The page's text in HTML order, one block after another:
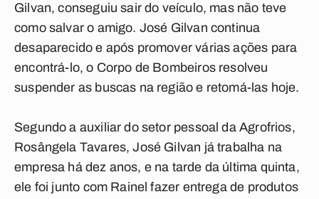
Gilvan, conseguiu sair do veículo, mas não teve
como salvar o amigo. José Gilvan continua
desaparecido e após promover várias ações para
encontrá-lo, o Corpo de Bombeiros resolveu
suspender as buscas na região e retomá-las hoje.
Segundo a auxiliar do setor pessoal da Agrofrios,
Rosângela Tavares, José Gilvan já trabalha na
empresa há dez anos, e na tarde da última quinta,
ele foi junto com Rainel fazer entrega de produtos